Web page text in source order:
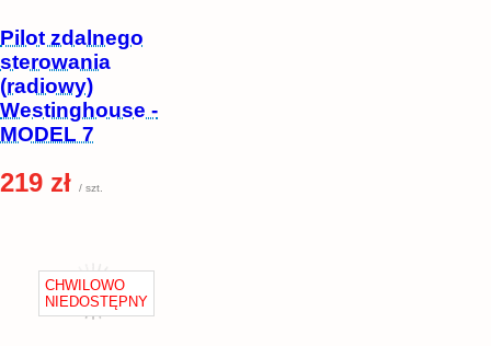
Pilot zdalnego
sterowania
(radiowy)
Westinghouse -
MODEL 7
219 zł / szt.